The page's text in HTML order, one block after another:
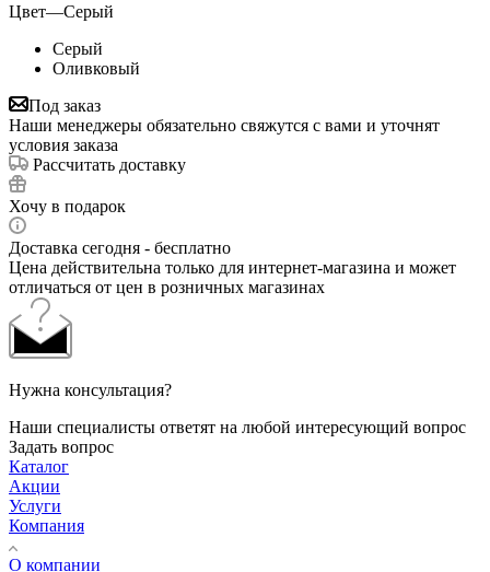
Цвет—Серый
Серый
Оливковый
Под заказ
Наши менеджеры обязательно свяжутся с вами и уточнят
условия заказа
Рассчитать доставку
Хочу в подарок
Доставка сегодня - бесплатно
Цена действительна только для интернет-магазина и может
отличаться от цен в розничных магазинах
Нужна консультация?
Наши специалисты ответят на любой интересующий вопрос
Задать вопрос
Каталог
Акции
Услуги
Компания
О компании